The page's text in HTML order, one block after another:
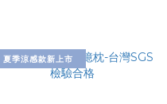
夏季涼感款新上市